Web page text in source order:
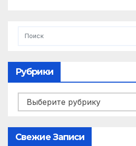
Рубрики
Рубрики
Свежие Записи